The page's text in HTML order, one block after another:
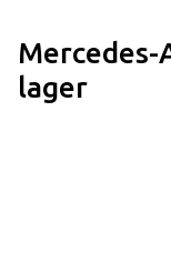
Mercedes-
lager